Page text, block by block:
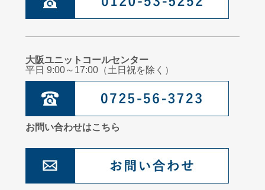
大阪ユニットコールセンター
平日 9:00～17:00（土日祝を除く）
お問い合わせはこちら